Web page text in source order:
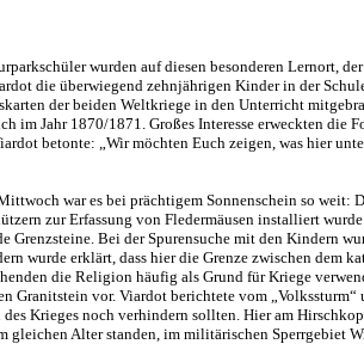
wurden auf diesen besonderen Lernort,
die überwiegend zehnjährigen Kinder in der
der beiden Weltkriege in den Unterricht
im Jahr 1870/1871. Großes Interesse erweckten die
betonte: „Wir möchten Euch zeigen, was hier
war es bei prächtigem Sonnenschein so weit:
zur Erfassung von Fledermäusen installiert
Grenzsteine. Bei der Spurensuche mit den Kindern
wurde erklärt, dass hier die Grenze zwischen dem
die Religion häufig als Grund für Kriege
Granitstein vor. Viardot berichtete vom
des Krieges noch verhindern sollten. Hier am
gleichen Alter standen, im militärischen Sperrgebiet